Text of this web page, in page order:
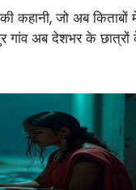
कहानी, जो अब किताबों
गांव अब देशभर के